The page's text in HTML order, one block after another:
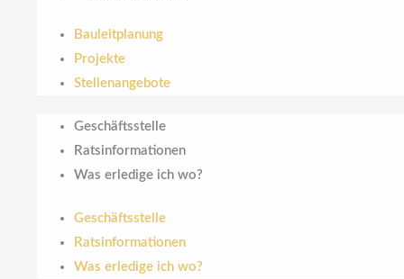
Bauleitplanung
Projekte
Stellenangebote
Geschäftsstelle
Ratsinformationen
Was erledige ich wo?
Geschäftsstelle
Ratsinformationen
Was erledige ich wo?